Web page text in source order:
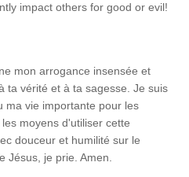
impact others for good or evil!
mon arrogance insensée et
ta vérité et à ta sagesse. Je suis
ma vie importante pour les
moyens d'utiliser cette
douceur et humilité sur le
Jésus, je prie. Amen.